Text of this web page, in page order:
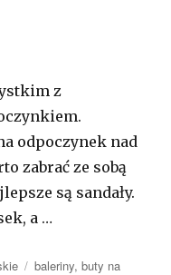
z
odpoczynek nad
zabrać ze sobą
są sandały.
a …
Tagi
baleriny,buty na